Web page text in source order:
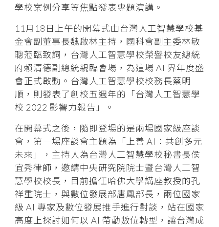
學校案例分享等焦點發表專題演講。
11月18日上午的開幕式由台灣人工智慧學校基
金會副董事長魏啟林主持，國科會副主委林敏
聰蒞臨致詞，台灣人工智慧學校榮譽校友總統
府賴清德副總統親臨會場，為這場 AI 界年度盛
會正式啟動。台灣人工智慧學校校務長蔡明
順，則發表了創校五週年的「台灣人工智慧學
校 2022 影響力報告」。
在開幕式之後，隨即登場的是兩場國家級座談
會，第一場座談會主題為「上善 AI：共創多元
未來」，主持人為台灣人工智慧學校秘書長侯
宜秀律師，邀請中央研究院院士暨台灣人工智
慧學校校長，目前擔任哈佛大學講座教授的孔
祥重院士，與數位發展部唐鳳部長，兩位國家
級 AI 專家及數位發展推手進行對談，站在國家
高度上探討如何以 AI 帶動數位轉型，讓台灣成